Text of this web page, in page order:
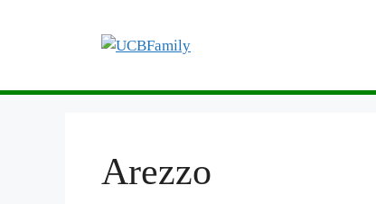
Arezzo